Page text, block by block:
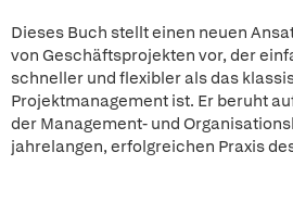
Dieses Buch stellt einen neuen
von Geschäftsprojekten vor, der
schneller und flexibler als das
Projektmanagement ist. Er beruht
der Management- und
jahrelangen, erfolgreichen Praxis